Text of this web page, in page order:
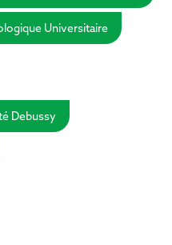
Universitaire
Debussy